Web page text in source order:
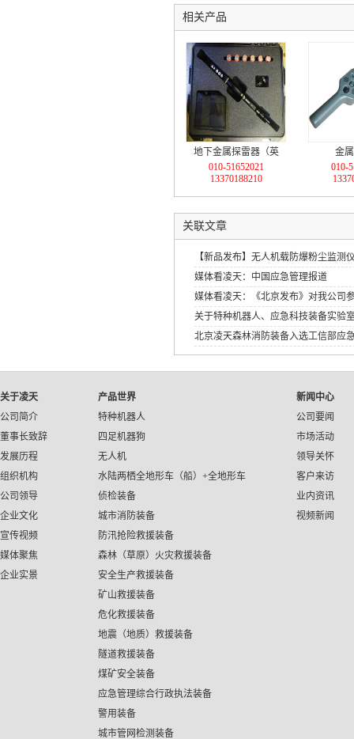
相关产品
地下金属探雷器（英
国）
010-51652021
13370188210
金
010-
关联文章
【新品发布】无人机载防爆粉尘监测
媒体看凌天：中国应急管理报道
媒体看凌天：《北京发布》对我公司
关于特种机器人、应急科技装备实验
北京凌天森林消防装备入选工信部应
应急装备应用试点示范工程》
关于凌天
公司简介
董事长致辞
发展历程
组织机构
公司领导
企业文化
宣传视频
媒体聚焦
企业实景
产品世界
特种机器人
四足机器狗
无人机
水陆两栖全地形车（船）+全地形车
侦检装备
城市消防装备
防汛抢险救援装备
森林（草原）火灾救援装备
安全生产救援装备
矿山救援装备
危化救援装备
地震（地质）救援装备
隧道救援装备
煤矿安全装备
应急管理综合行政执法装备
警用装备
城市管网检测装备
新闻中心
公司要闻
市场活动
领导关怀
客户来访
业内资讯
视频新闻